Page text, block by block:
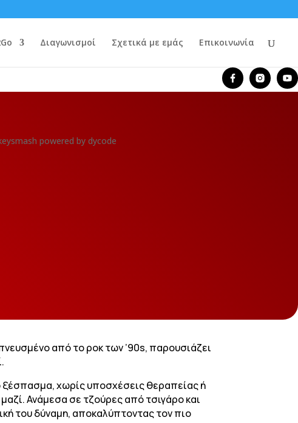
Διαγωνισμοί Σχετικά με εμάς Επικοινωνία
από το ροκ των ’90s, παρουσιάζει
ξέσπασμα, χωρίς υποσχέσεις θεραπείας ή
Ανάμεσα σε τζούρες από τσιγάρο και
του δύναμη, αποκαλύπτοντας τον πιο